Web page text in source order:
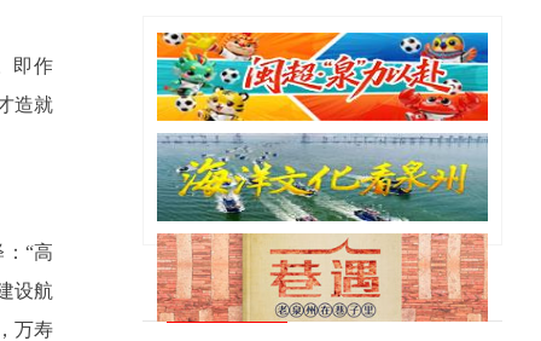
即作
造就
“高
设航
万寿
便民资讯